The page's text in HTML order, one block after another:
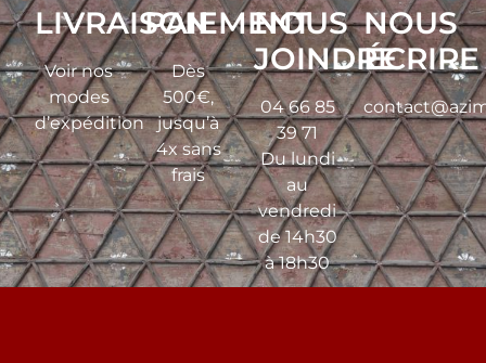
LIVRAISON
Voir nos
modes
d’expédition
PAIEMENT
Dès
500€,
jusqu’à
4x sans
frais
NOUS
JOINDRE
04 66 85
39 71
Du lundi
au
vendredi
de 14h30
à 18h30
NOUS
ÉCRIRE